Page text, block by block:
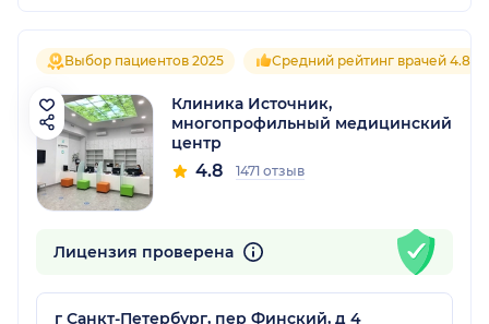
Выбор пациентов 2025 Средний рейтинг врачей 4.8
Клиника Источник,
многопрофильный медицинский
центр
4.8 1471 отзыв
Лицензия проверена
г Санкт-Петербург, пер Финский, д 4